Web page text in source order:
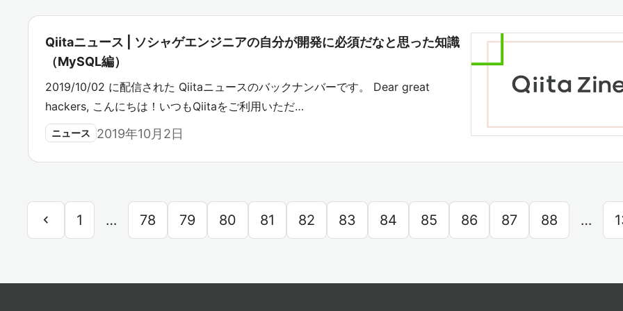
Qiitaニュース | ソシャゲエンジニアの自分が開発に必須だなと思った知識
（MySQL編）
2019/10/02 に配信された Qiitaニュースのバックナンバーです。 Dear great
hackers, こんにちは！いつもQiitaをご利用いただ…
ニュース 2019年10月2日
chevron_left
前
1 … 78 79 80 81 82 83 84 85 86 87 88 …